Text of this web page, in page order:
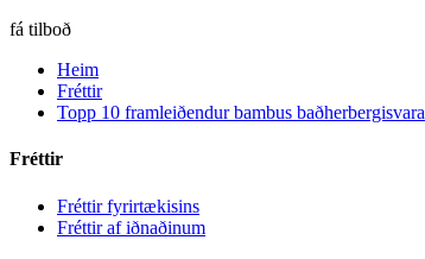
fá tilboð
Heim
Fréttir
Topp 10 framleiðendur bambus baðherbergisvara
Fréttir
Fréttir fyrirtækisins
Fréttir af iðnaðinum